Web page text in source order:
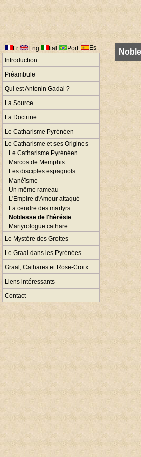
Fr Eng Ital Port
Es
Introduction
Préambule
Qui est Antonin Gadal ?
La Source
La Doctrine
Le Catharisme Pyrénéen
Le Catharisme et ses Origines
Le Catharisme Pyrénéen
Marcos de Memphis
Les disciples espagnols
Manéïsme
Un même rameau
L'Empire d'Amour attaqué
La cendre des martyrs
Noblesse de l'hérésie
Martyrologue cathare
Le Mystère des Grottes
Le Graal dans les Pyrénées
Graal, Cathares et Rose-Croix
Liens intéressants
Contact